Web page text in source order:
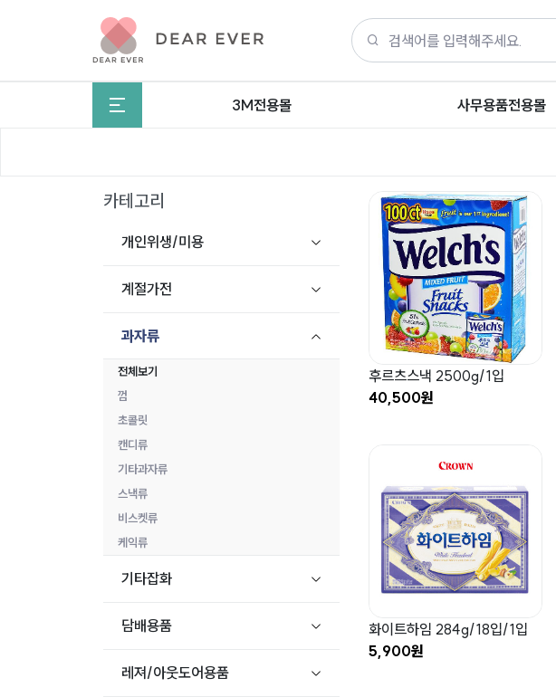
3M전용몰 사무용품전용몰
카테고리
개인위생/미용
계절가전
과자류
전체보기
껌
초콜릿
캔디류
기타과자류
스낵류
비스켓류
케익류
기타잡화
담배용품
레져/아웃도어용품
후르츠스낵 2500g/1입
40,500원
화이트하임 284g/18입/1입
5,900원